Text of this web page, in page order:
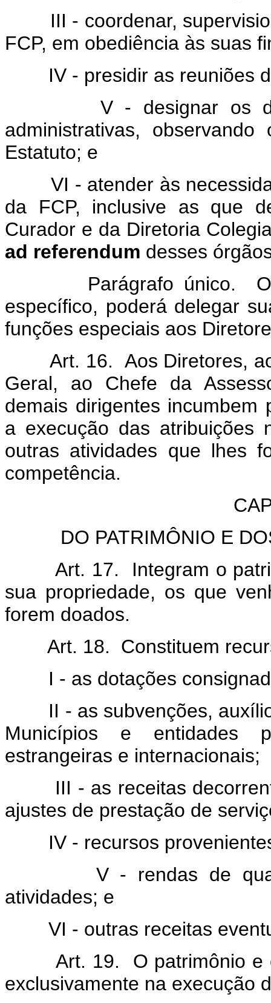
III - coordenar,
FCP, em obediência às suas
IV - presidir as reuniões
V - designar os
administrativas,
Estatuto; e
VI - atender às
da FCP, inclusive as que
Curador e da Diretoria
ad referendum desses
Parágrafo único. O
específico, poderá delegar
funções especiais aos
Art. 16. Aos Diretores, ao
Geral, ao Chefe da
demais dirigentes incumbem
a execução das atribuições
outras atividades que lhes
competência.
DO PATRIMÔNIO E
Art. 17. Integram o
sua propriedade, os que
forem doados.
Art. 18. Constituem
I - as dotações
II - as subvenções,
Municípios e entidades
estrangeiras e internacionais;
III - as receitas
ajustes de prestação de
IV - recursos provenientes
V - rendas de
atividades; e
VI - outras receitas
Art. 19. O patrimônio e
exclusivamente na execução